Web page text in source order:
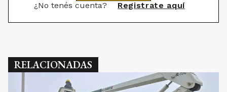
¿No tenés cuenta? Registrate aquí
RELACIONADAS